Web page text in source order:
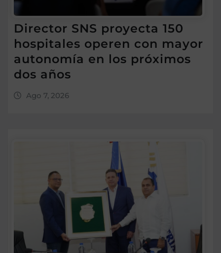
Director SNS proyecta 150
hospitales operen con mayor
autonomía en los próximos
dos años
Ago 7, 2026